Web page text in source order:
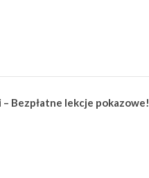
– Bezpłatne lekcje pokazowe!